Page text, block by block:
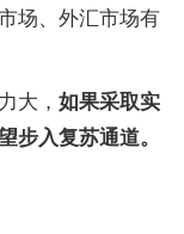
场、外汇市场有
大， 如果采取实
步入复苏通道。